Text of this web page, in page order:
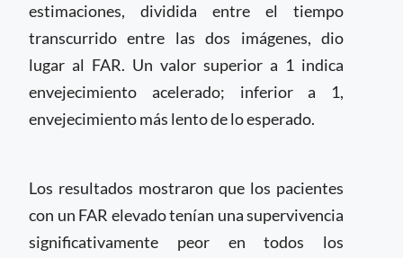
estimaciones, dividida entre el tiempo
transcurrido entre las dos imágenes, dio
lugar al FAR. Un valor superior a 1 indica
envejecimiento acelerado; inferior a 1,
envejecimiento más lento de lo esperado.
Los resultados mostraron que los pacientes
con un FAR elevado tenían una supervivencia
significativamente peor en todos los